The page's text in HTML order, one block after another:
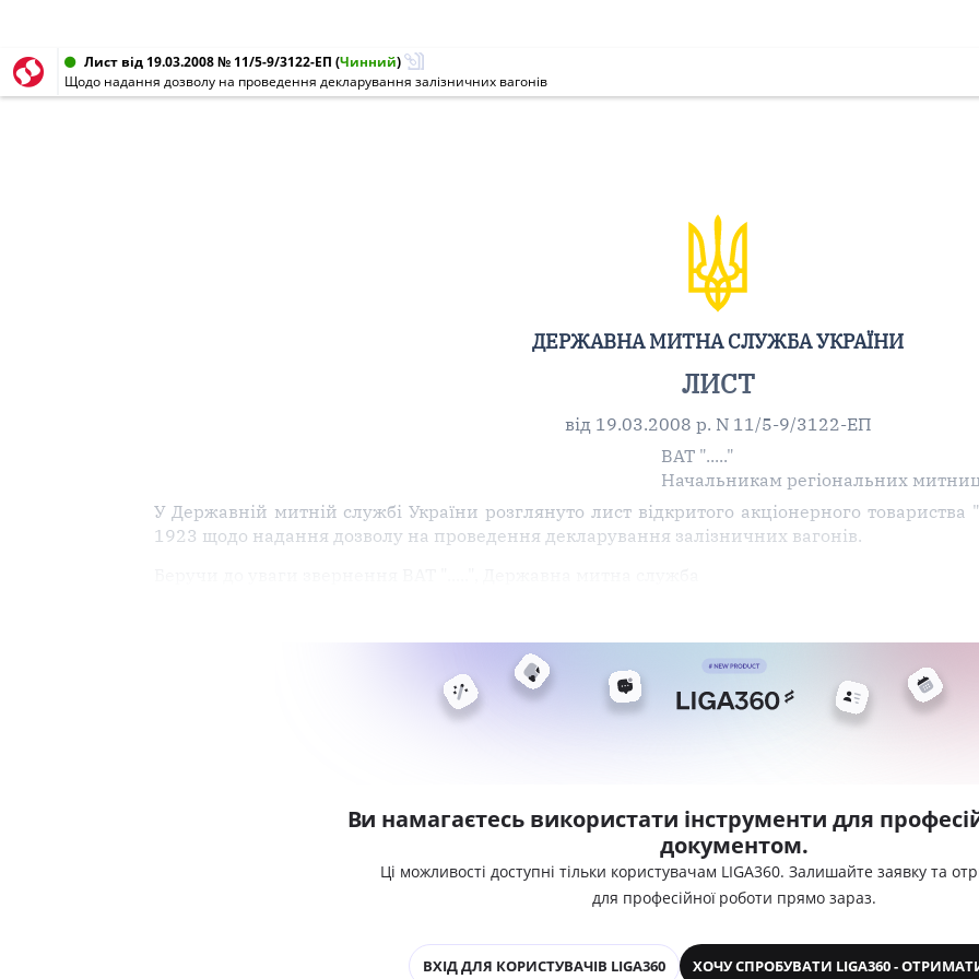
Лист від 19.03.2008 № 11/5-9/3122-ЕП (Чинний)
Щодо надання дозволу на проведення декларування залізничних вагонів
ДЕРЖАВНА МИТНА СЛУЖБА УКРАЇНИ
ЛИСТ
від 19.03.2008 р. N 11/5-9/3122-ЕП
ВАТ "....."
Начальникам регіональних
У Державній митній службі України розглянуто лист відкритого акціонерного
1923 щодо надання дозволу на проведення декларування залізничних вагонів.
Ви намагаєтесь використати інструменти для
документом.
Ці можливості доступні тільки користувачам LIGA360. Залишайте заявку та
для професійної роботи прямо зараз.
ВХІД ДЛЯ КОРИСТУВАЧІВ LIGA360 ХОЧУ СПРОБУВАТИ LIGA360 -